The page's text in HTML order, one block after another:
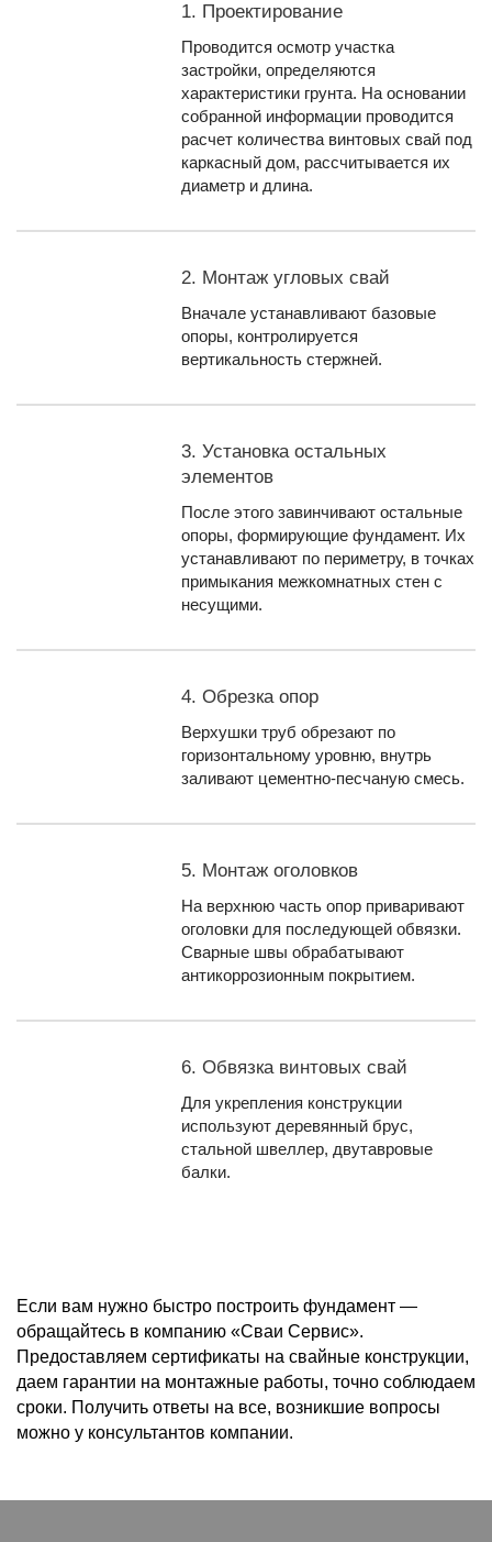
1. Проектирование
Проводится осмотр участка
застройки, определяются
характеристики грунта. На основании
собранной информации проводится
расчет количества винтовых свай под
каркасный дом, рассчитывается их
диаметр и длина.
2. Монтаж угловых свай
Вначале устанавливают базовые
опоры, контролируется
вертикальность стержней.
3. Установка остальных
элементов
После этого завинчивают остальные
опоры, формирующие фундамент. Их
устанавливают по периметру, в точках
примыкания межкомнатных стен с
несущими.
4. Обрезка опор
Верхушки труб обрезают по
горизонтальному уровню, внутрь
заливают цементно-песчаную смесь.
5. Монтаж оголовков
На верхнюю часть опор приваривают
оголовки для последующей обвязки.
Сварные швы обрабатывают
антикоррозионным покрытием.
6. Обвязка винтовых свай
Для укрепления конструкции
используют деревянный брус,
стальной швеллер, двутавровые
балки.
Если вам нужно быстро построить фундамент —
обращайтесь в компанию «Сваи Сервис».
Предоставляем сертификаты на свайные конструкции,
даем гарантии на монтажные работы, точно соблюдаем
сроки. Получить ответы на все, возникшие вопросы
можно у консультантов компании.